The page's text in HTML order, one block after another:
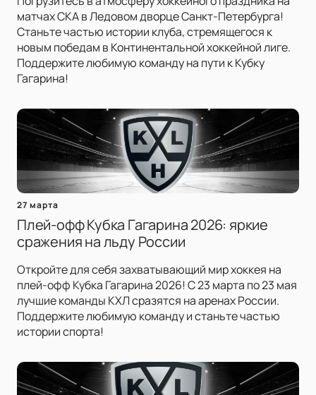
матчах СКА в Ледовом дворце Санкт-Петербурга!
Станьте частью истории клуба, стремящегося к
новым победам в Континентальной хоккейной лиге.
Поддержите любимую команду на пути к Кубку
Гагарина!
27 марта
Плей-офф Кубка Гагарина 2026: яркие
сражения на льду России
Откройте для себя захватывающий мир хоккея на
плей-офф Кубка Гагарина 2026! С 23 марта по 23 мая
лучшие команды КХЛ сразятся на аренах России.
Поддержите любимую команду и станьте частью
истории спорта!